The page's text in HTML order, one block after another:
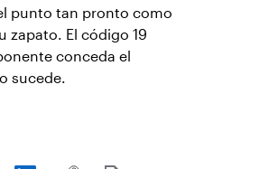
punto tan pronto como
zapato. El código 19
conceda el
sucede.